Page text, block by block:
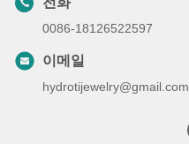
0086-18126522597
이메일
hydrotijewelry@gmail.com